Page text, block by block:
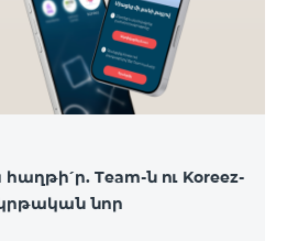
Team-ն ու Koreez-
նոր